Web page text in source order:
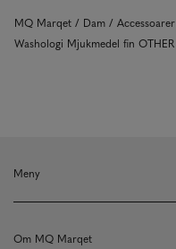
MQ Marqet Dam Accessoarer
Washologi Mjukmedel fin OTHER
Meny
Om MQ Marqet